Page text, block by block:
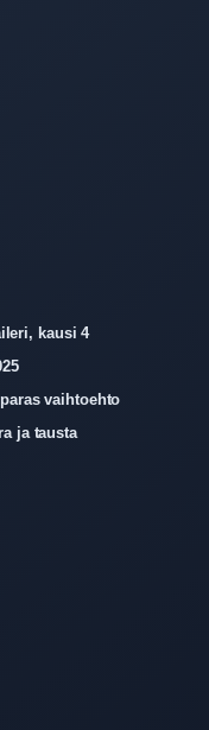
kausi 4
vaihtoehto
ja tausta